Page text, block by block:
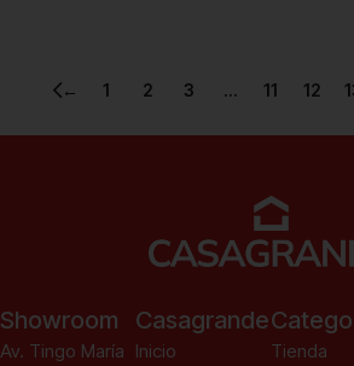
← 1 2 3 … 11 12
Showroom
Av. Tingo María
Casagrande
Inicio
Tienda